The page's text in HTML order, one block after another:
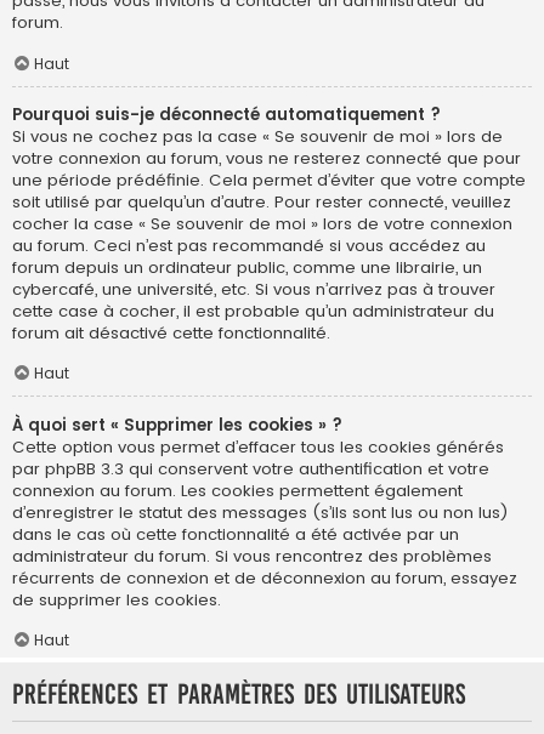
forum.
Haut
Pourquoi suis-je déconnecté automatiquement ?
Si vous ne cochez pas la case « Se souvenir de moi » lors de
votre connexion au forum, vous ne resterez connecté que pour
une période prédéfinie. Cela permet d’éviter que votre compte
soit utilisé par quelqu’un d’autre. Pour rester connecté, veuillez
cocher la case « Se souvenir de moi » lors de votre connexion
au forum. Ceci n’est pas recommandé si vous accédez au
forum depuis un ordinateur public, comme une librairie, un
cybercafé, une université, etc. Si vous n’arrivez pas à trouver
cette case à cocher, il est probable qu’un administrateur du
forum ait désactivé cette fonctionnalité.
Haut
À quoi sert « Supprimer les cookies » ?
Cette option vous permet d’effacer tous les cookies générés
par phpBB 3.3 qui conservent votre authentification et votre
connexion au forum. Les cookies permettent également
d’enregistrer le statut des messages (s’ils sont lus ou non lus)
dans le cas où cette fonctionnalité a été activée par un
administrateur du forum. Si vous rencontrez des problèmes
récurrents de connexion et de déconnexion au forum, essayez
de supprimer les cookies.
Haut
Préférences et paramètres des utilisateurs